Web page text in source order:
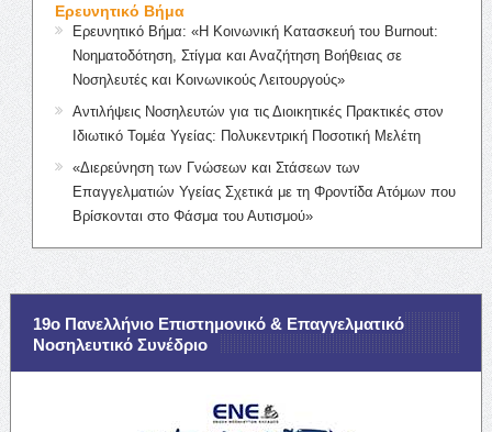
Ερευνητικό Βήμα
Ερευνητικό Βήμα: «Η Κοινωνική Κατασκευή του Burnout:
Νοηματοδότηση, Στίγμα και Αναζήτηση Βοήθειας σε
Νοσηλευτές και Κοινωνικούς Λειτουργούς»
Αντιλήψεις Νοσηλευτών για τις Διοικητικές Πρακτικές στον
Ιδιωτικό Τομέα Υγείας: Πολυκεντρική Ποσοτική Μελέτη
«Διερεύνηση των Γνώσεων και Στάσεων των
Επαγγελματιών Υγείας Σχετικά με τη Φροντίδα Ατόμων που
Βρίσκονται στο Φάσμα του Αυτισμού»
19ο Πανελλήνιο Επιστημονικό & Επαγγελματικό
Νοσηλευτικό Συνέδριο